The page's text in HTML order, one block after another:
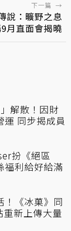
下一篇 →
說：曠野之息
月直面會揭曉
解散！因財
同步揭成員
扮《絕區
福利給好給滿
！《冰菓》同
重新上傳大量